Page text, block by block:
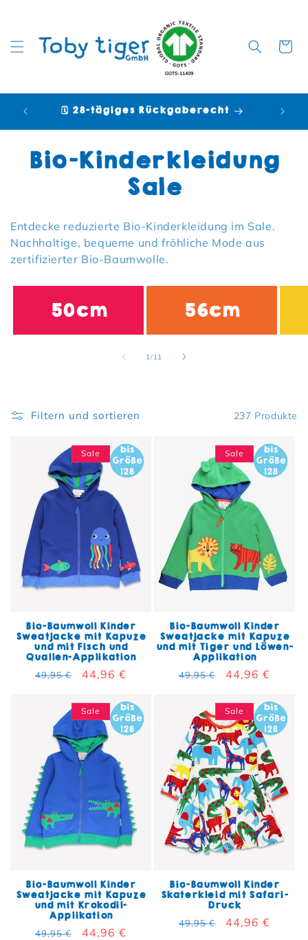
🗓️ 28-tägiges Rückgaberecht
Kategorie:
Bio-Kinderkleidung
Sale
Entdecke reduzierte Bio-Kinderkleidung im Sale.
Nachhaltige, bequeme und fröhliche Mode aus
zertifizierter Bio-Baumwolle.
50cm 56cm
1 /von
11
Filtern und sortieren 237 Produkte
Sale
Bio-Baumwoll Kinder
Sweatjacke mit Kapuze
und mit Fisch und
Quallen-Applikation
Normaler Preis
49,95 € Verkaufspreis
44,96 €
Sale
Bio-Baumwoll Kinder
Sweatjacke mit Kapuze
und mit Tiger und Löwen-
Applikation
Normaler Preis
49,95 € Verkaufspreis
44,96 €
Sale
Bio-Baumwoll Kinder
Sweatjacke mit Kapuze
und mit Krokodil-
Applikation
Normaler Preis
49,95 € Verkaufspreis
44,96 €
Sale
Bio-Baumwoll Kinder
Skaterkleid mit Safari-
Druck
Normaler Preis
49,95 € Verkaufspreis
44,96 €